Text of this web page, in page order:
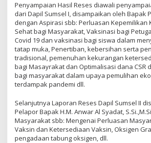
Penyampaian Hasil Reses diawali
dari Dapil Sumsel I, disampaikan oleh Bapak
dengan Aspirasi sbb: Perluasan Kepemilikan
Sehat bagi Masyarakat, Vaksinasi bagi
Covid 19 dan vaksinasi bagi siswa dalam
tatap muka, Penertiban, kebersihan serta
tradisional, pemenuhan kekurangan
bagi Masayrakat dan Optimalisasi dana CSR
bagi masyarakat dalam upaya pemulihan
terdampak pandemi dll.
Selanjutnya Laporan Reses Dapil Sumsel II
Pelapor Bapak H.M. Anwar Al Syadat,
Masyarakat sbb: Mengenai Perluasan
Vaksin dan Ketersediaan Vaksin, Oksigen
pengadaan tabung oksigen, dll.